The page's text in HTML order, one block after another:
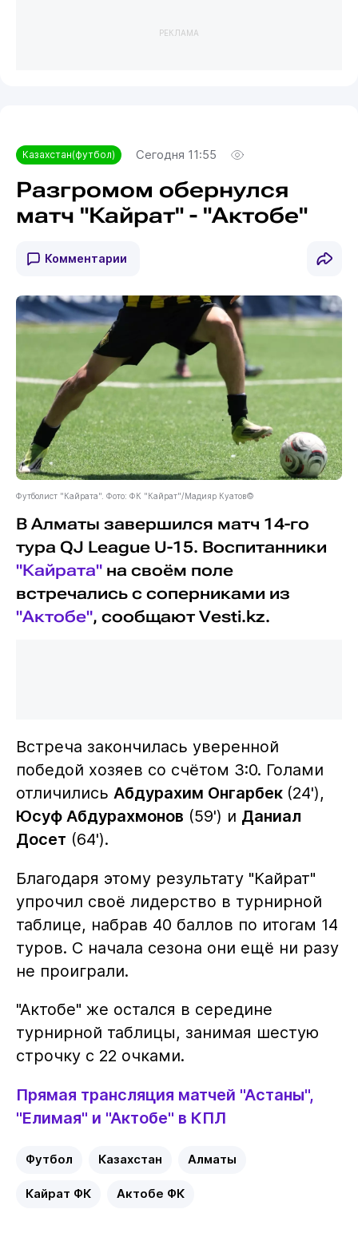
РЕКЛАМА
Казахстан(футбол) Сегодня 11:55
Разгромом обернулся
матч "Кайрат" - "Актобе"
Комментарии
Футболист "Кайрата". Фото: ФК "Кайрат"/Мадияр Куатов©
В Алматы завершился матч 14-го
тура QJ League U-15. Воспитанники
"Кайрата"на своём поле
встречались с соперниками из
"Актобе", сообщают Vesti.kz.
Встреча закончилась уверенной
победой хозяев со счётом 3:0. Голами
отличились Абдурахим Онгарбек (24'),
Юсуф Абдурахмонов (59') и Даниал
Досет (64').
Благодаря этому результату "Кайрат"
упрочил своё лидерство в турнирной
таблице, набрав 40 баллов по итогам 14
туров. С начала сезона они ещё ни разу
не проиграли.
"Актобе" же остался в середине
турнирной таблицы, занимая шестую
строчку с 22 очками.
Прямая трансляция матчей "Астаны",
"Елимая" и "Актобе" в КПЛ
Футбол Казахстан Алматы
Кайрат ФК Актобе ФК